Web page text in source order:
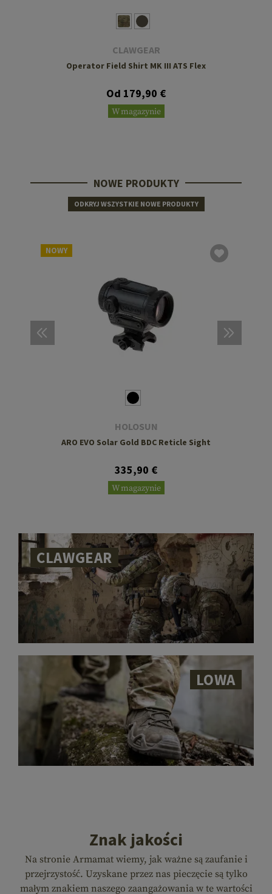
CLAWGEAR
Operator Field Shirt MK III ATS Flex
Od 179,90 €
W magazynie
NOWE PRODUKTY
ODKRYJ WSZYSTKIE NOWE PRODUKTY
NOWY
HOLOSUN
ARO EVO Solar Gold BDC Reticle Sight
335,90 €
W magazynie
CLAWGEAR
LOWA
Znak jakości
Na stronie Armamat wiemy, jak ważne są zaufanie i
przejrzystość. Uzyskane przez nas pieczęcie są tylko
małym znakiem naszego zaangażowania w te wartości